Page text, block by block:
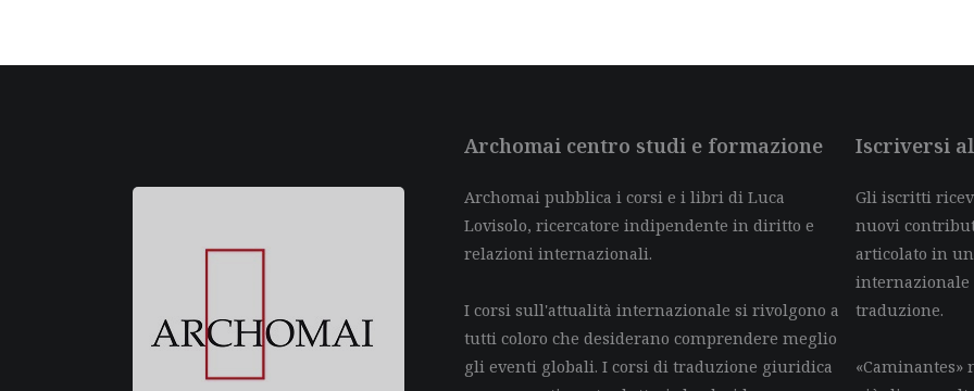
Archomai centro studi e formazione
Archomai pubblica i corsi e i libri di Luca
Lovisolo, ricercatore indipendente in diritto e
relazioni internazionali.
I corsi sull'attualità internazionale si rivolgono a
tutti coloro che desiderano comprendere meglio
gli eventi globali. I corsi di traduzione giuridica
Iscriversi
Gli iscritti
nuovi
articolato in
internazionale
traduzione.
«Caminantes»